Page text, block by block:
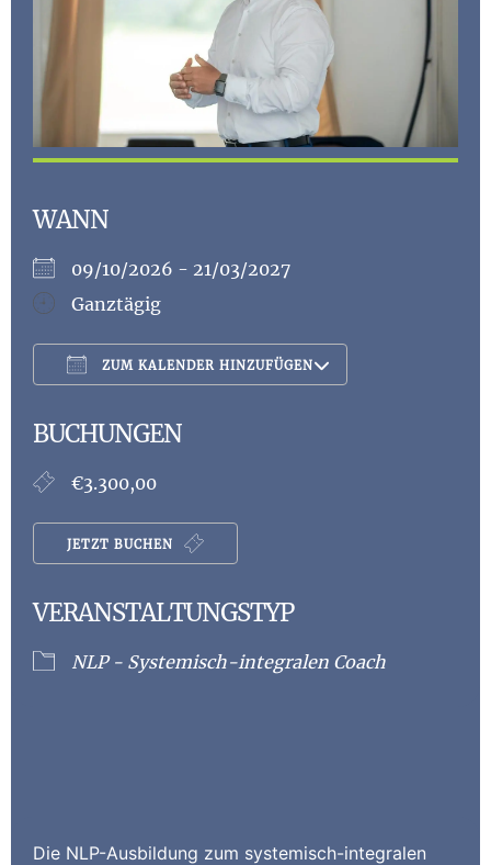
WANN
09/10/2026 - 21/03/2027
Ganztägig
ZUM KALENDER HINZUFÜGEN
BUCHUNGEN
€3.300,00
JETZT BUCHEN
VERANSTALTUNGSTYP
NLP - Systemisch-integralen Coach
Die NLP-Ausbildung zum systemisch-integralen